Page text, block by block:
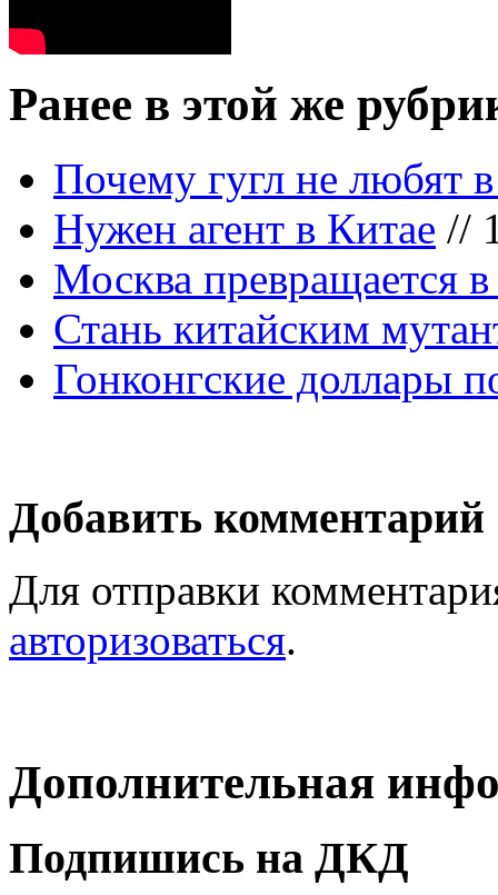
Ранее в этой же
Почему гугл не любят
Нужен агент в Китае //
Москва превращается
Стань китайским
Гонконгские доллары
Добавить комментарий
Для отправки
авторизоваться.
Дополнительная
Подпишись на ДКД